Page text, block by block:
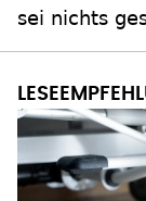
sei nichts